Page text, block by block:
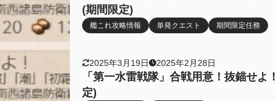
(期間限定)
艦これ攻略情報 単発クエスト 期間限定任務
2025年3月19日 2025年2月28日
「第一水雷戦隊」合戦用意！抜錨せ
定)